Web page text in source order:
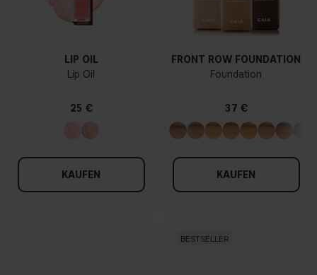
LIP OIL
Lip Oil
25 €
KAUFEN
FRONT ROW FOUNDATION
Foundation
37 €
KAUFEN
BESTSELLER